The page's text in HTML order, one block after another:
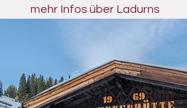
mehr Infos über Ladurns